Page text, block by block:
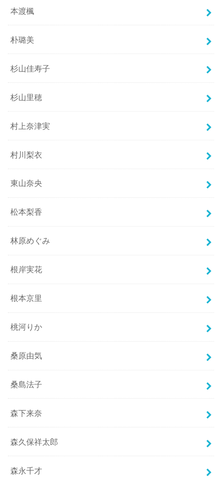
本渡楓
朴璐美
杉山佳寿子
杉山里穂
村上奈津実
村川梨衣
東山奈央
松本梨香
林原めぐみ
根岸実花
根本京里
桃河りか
桑原由気
桑島法子
森下来奈
森久保祥太郎
森永千才